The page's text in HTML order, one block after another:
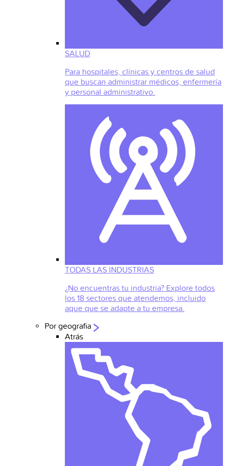
SALUD
Para hospitales, clínicas y centros de salud
que buscan administrar médicos, enfermería
y personal administrativo.
TODAS LAS INDUSTRIAS
¿No encuentras tu industria? Explore todos
los 18 sectores que atendemos, incluido
aque que se adapte a tu empresa.
Por geografia
Atrás